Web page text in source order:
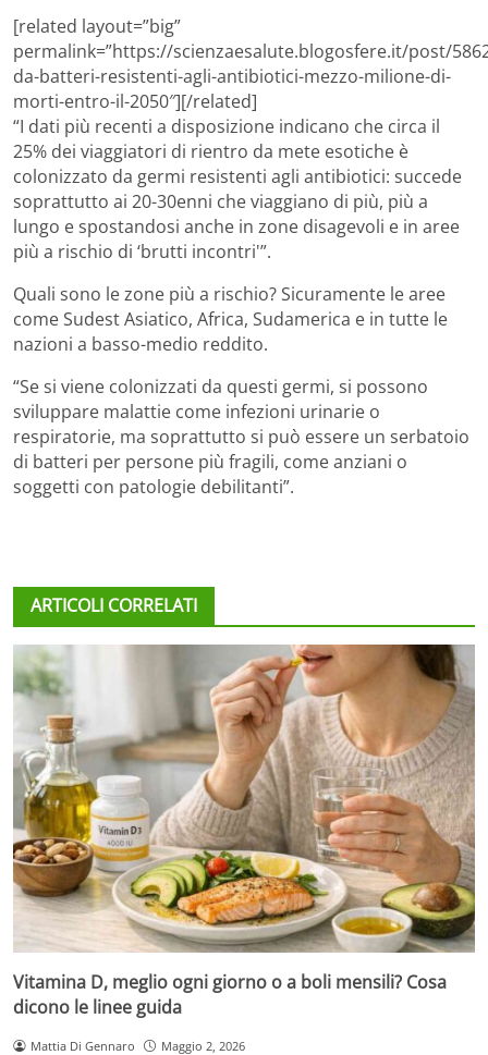
[related layout=”big”
permalink=”https://scienzaesalute.blogosfere.it/post/
da-batteri-resistenti-agli-antibiotici-mezzo-milione-di-
morti-entro-il-2050″][/related]
“I dati più recenti a disposizione indicano che circa il
25% dei viaggiatori di rientro da mete esotiche è
colonizzato da germi resistenti agli antibiotici: succede
soprattutto ai 20-30enni che viaggiano di più, più a
lungo e spostandosi anche in zone disagevoli e in aree
più a rischio di ‘brutti incontri'”.
Quali sono le zone più a rischio? Sicuramente le aree
come Sudest Asiatico, Africa, Sudamerica e in tutte le
nazioni a basso-medio reddito.
“Se si viene colonizzati da questi germi, si possono
sviluppare malattie come infezioni urinarie o
respiratorie, ma soprattutto si può essere un serbatoio
di batteri per persone più fragili, come anziani o
soggetti con patologie debilitanti”.
ARTICOLI CORRELATI
Vitamina D, meglio ogni giorno o a boli mensili? Cosa
dicono le linee guida
Mattia Di Gennaro Maggio 2, 2026